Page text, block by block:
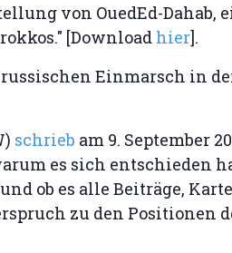
von OuedEd-Dahab,
[Download hier].
Einmarsch in
schrieb am 9. September
es sich entschieden
ob es alle Beiträge,
zu den Positionen